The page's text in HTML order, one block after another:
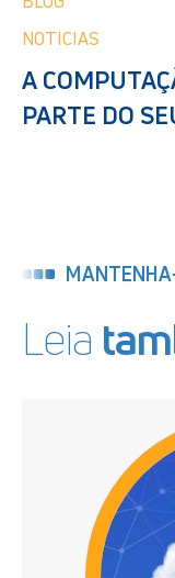
NOTICIAS
A
PARTE DO
Leia